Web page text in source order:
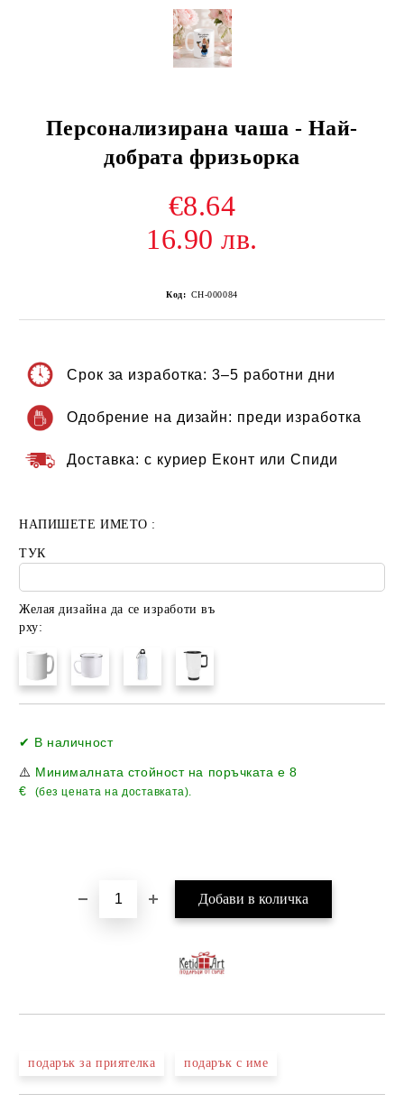
Персонализирана чаша - Най-
добрата фризьорка
€8.64
16.90 лв.
Код: CH-000084
Срок за изработка: 3–5 работни дни
Одобрение на дизайн: преди изработка
Доставка: с куриер Еконт или Спиди
НАПИШЕТЕ ИМЕТО :
ТУК
Желая дизайна да се изработи въ
рху:
✔ В наличност
⚠️ Минималната стойност на поръчката е8
€
(без цената на доставката).
подарък за приятелка подарък с име